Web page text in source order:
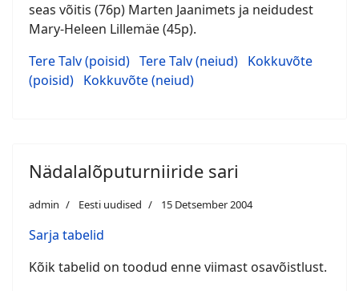
seas võitis (76p) Marten Jaanimets ja neidudest
Mary-Heleen Lillemäe (45p).
Tere Talv (poisid) Tere Talv (neiud) Kokkuvõte
(poisid) Kokkuvõte (neiud)
Nädalalõputurniiride sari
admin Eesti uudised 15 Detsember 2004
Sarja tabelid
Kõik tabelid on toodud enne viimast osavõistlust.